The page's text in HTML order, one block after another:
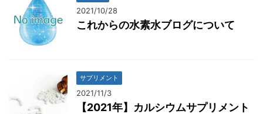
2021/10/28
これからの水素水ブログについて
サプリメント
2021/11/3
【2021年】カルシウムサプリメント